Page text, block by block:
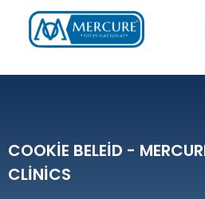
COOKIE BELEID -
CLINICS